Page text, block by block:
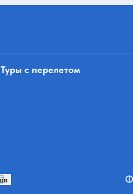
Туры с перелетом